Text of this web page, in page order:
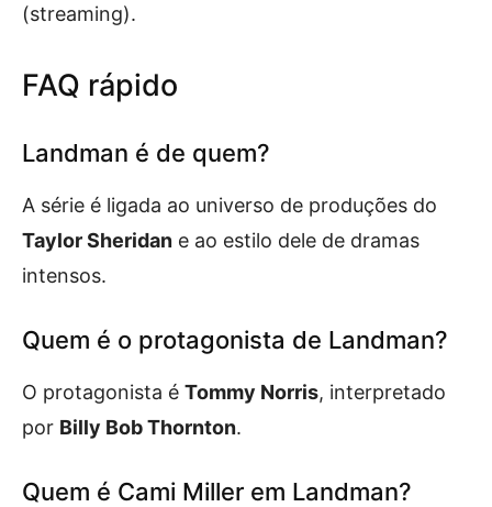
(streaming).
FAQ rápido
Landman é de quem?
A série é ligada ao universo de produções do
Taylor Sheridan e ao estilo dele de dramas
intensos.
Quem é o protagonista de Landman?
O protagonista é Tommy Norris, interpretado
por Billy Bob Thornton.
Quem é Cami Miller em Landman?